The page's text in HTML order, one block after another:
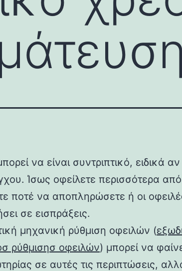
να είναι συντριπτικό, ειδικά
Ίσως οφείλετε περισσότερα
ποτέ να αποπληρώσετε ή οι
σε εισπράξεις.
μηχανική ρύθμιση οφειλών (
ρύθμισησ οφειλών) μπορεί να
σε αυτές τις περιπτώσεις,